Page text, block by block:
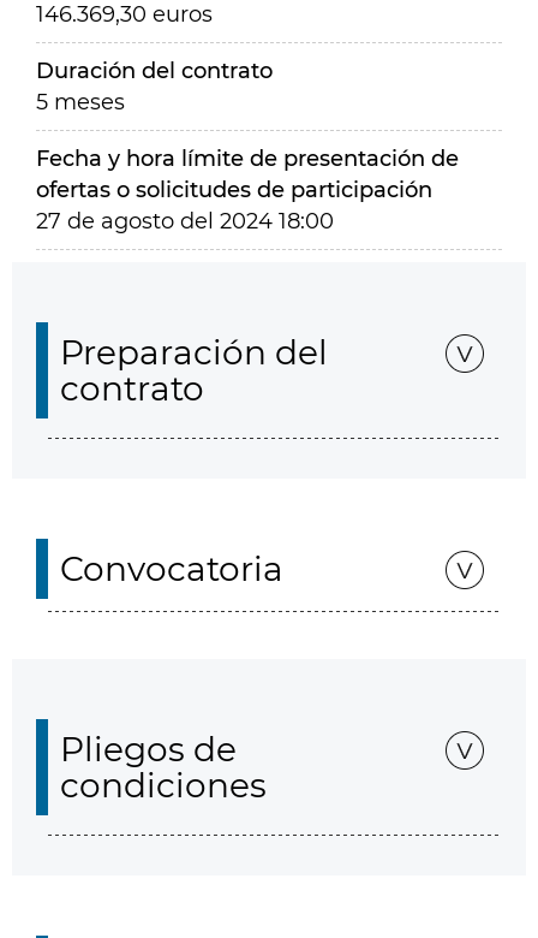
146.369,30 euros
Duración del contrato
5 meses
Fecha y hora límite de presentación de
ofertas o solicitudes de participación
27 de agosto del 2024 18:00
Preparación del
contrato
Convocatoria
Pliegos de
condiciones